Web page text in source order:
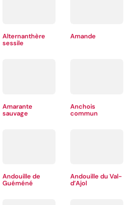
Alternanthère
sessile
Amande
Amarante
sauvage
Anchois
commun
Andouille de
Guéméné
Andouille du Val-
d’Ajol